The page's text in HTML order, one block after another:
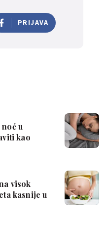
PRIJAVA
u
kao
visok
kasnije u